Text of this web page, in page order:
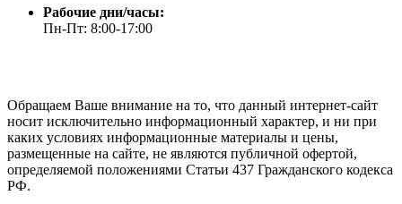
Рабочие дни/часы:
Пн-Пт: 8:00-17:00
Обращаем Ваше внимание на то, что данный интернет-сайт
носит исключительно информационный характер, и ни при
каких условиях информационные материалы и цены,
размещенные на сайте, не являются публичной офертой,
определяемой положениями Статьи 437 Гражданского кодекса
РФ.